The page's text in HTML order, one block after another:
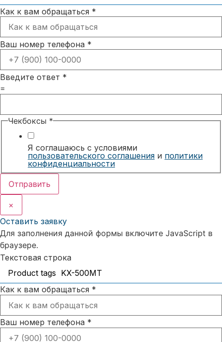
Как к вам обращаться *
Ваш номер телефона *
Введите ответ *
=
Чекбоксы *
Я соглашаюсь с условиями
пользовательского соглашения и политики
конфиденциальности
Отправить
×
Оставить заявку
Для заполнения данной формы включите JavaScript в
браузере.
Текстовая строка
Как к вам обращаться *
Ваш номер телефона *